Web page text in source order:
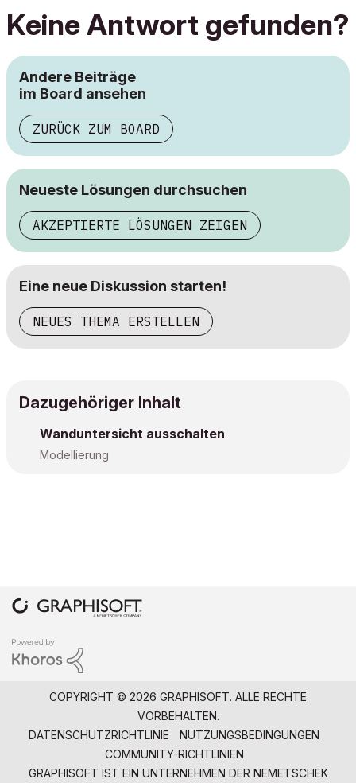
Keine Antwort gefunden?
Andere Beiträge
im Board ansehen
ZURÜCK ZUM BOARD
Neueste Lösungen durchsuchen
AKZEPTIERTE LÖSUNGEN ZEIGEN
Eine neue Diskussion starten!
NEUES THEMA ERSTELLEN
Dazugehöriger Inhalt
Wanduntersicht ausschalten
Modellierung
COPYRIGHT © 2026 GRAPHISOFT. ALLE RECHTE
VORBEHALTEN.
DATENSCHUTZRICHTLINIE
NUTZUNGSBEDINGUNGEN
COMMUNITY-RICHTLINIEN
GRAPHISOFT IST EIN UNTERNEHMEN DER NEMETSCHEK